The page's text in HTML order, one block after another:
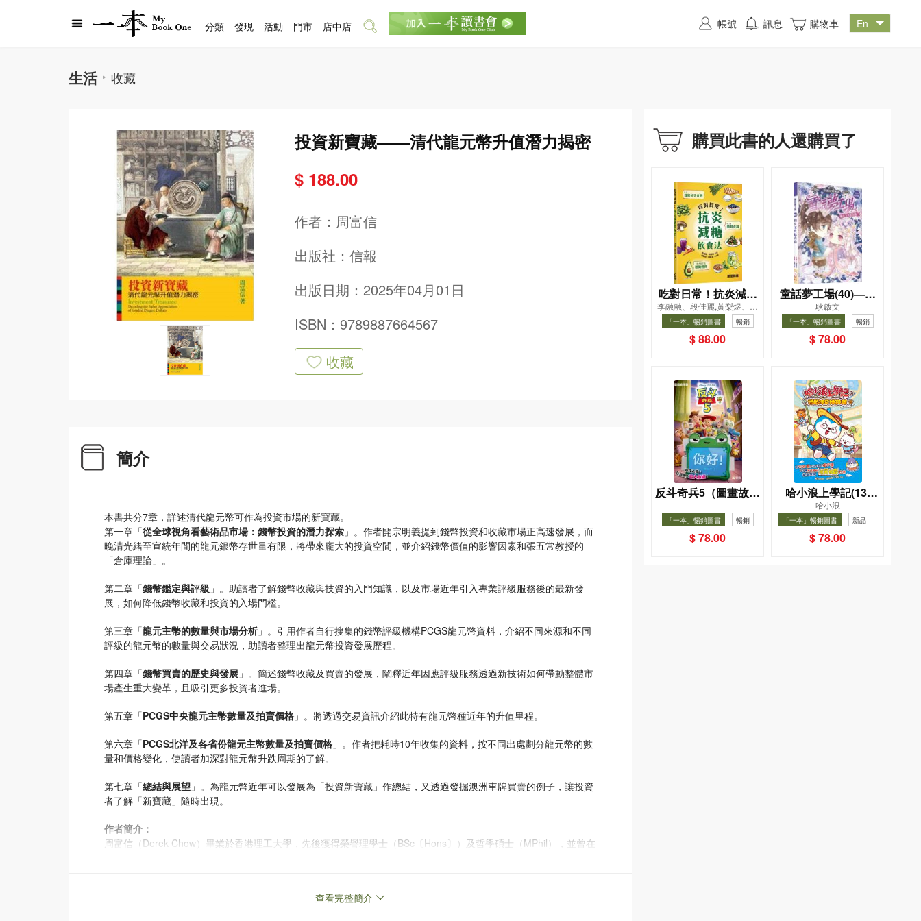
生活 收藏
投資新寶藏——清代龍元幣升值潛力揭密
$ 188.00
作者： 周富信
出版社： 信報
出版日期：2025年04月01日
ISBN：9789887664567
收藏
簡介
本書共分7章，詳述清代龍元幣可作為投資市場的新寶藏。
第一章「從全球視角看藝術品市場：錢幣投資的潛力探索 」。作者開宗明義提到錢幣投資和收藏市場正高速發展，而
晚清光緒至宣統年間的龍元銀幣存世量有限，將帶來龐大的投資空間，並介紹錢幣價值的影響因素和張五常教授的
「倉庫理論」。
第二章「錢幣鑑定與評級 」。助讀者了解錢幣收藏與技資的入門知識，以及市場近年引入專業評級服務後的最新發
展，如何降低錢幣收藏和投資的入場門檻。
第三章「龍元主幣的數量與市場分析」。引用作者自行搜集的錢幣評級機構PCGS龍元幣資料，介紹不同來源和不同
評級的龍元幣的數量與交易狀況，助讀者整理出龍元幣投資發展歷程。
第四章「錢幣買賣的歷史與發展 」。簡述錢幣收藏及買賣的發展，闡釋近年因應評級服務透過新技術如何帶動整體市
場產生重大變革，且吸引更多投資者進場。
第五章「PCGS中央龍元主幣數量及拍賣價格 」。將透過交易資訊介紹此特有龍元幣種近年的升值里程。
第六章「PCGS北洋及各省份龍元主幣數量及拍賣價格 」。作者把耗時10年收集的資料，按不同出處劃分龍元幣的數
量和價格變化，使讀者加深對龍元幣升跌周期的了解。
第七章「總結與展望 」。為龍元幣近年可以發展為「投資新寶藏」作總結，又透過發掘澳洲車牌買賣的例子，讓投資
者了解「新寶藏」隨時出現。
作者簡介：
周富信（Derek Chow）畢業於香港理工大學，先後獲得榮譽理學士（BSc〔Hons〕）及哲學碩士（MPhil），並曾在
憑藉豐富的實戰經驗，他能夠以獨特的視角系統地分析收藏品如何成為穩健的財富儲備。他將在本書中為讀者帶來嶄
查看完整簡介
購買此書的人還購買了
吃對日常！抗炎減糖
飲食法
李融融、段佳麗,黃梨煜、顧
凱辰
「一本」暢銷圖書 暢銷
$ 88.00
童話夢工場(40)——
織女下凡結奇緣
耿啟文
「一本」暢銷圖書 暢銷
$ 78.00
反斗奇兵5（圖畫故事
版）
「一本」暢銷圖書 暢銷
$ 78.00
哈小浪上學記(13)
——逃出神奇博物館
哈小浪
「一本」暢銷圖書
新品
暢銷
$ 78.00
分類 發現 活動 門市 店中店 帳號 訊息 購物車